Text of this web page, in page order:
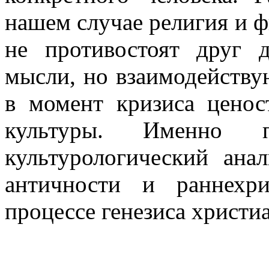
нашем случае религия и
не противостоят друг
мысли, но
в момент кризиса
культуры. Именно
культурологический
античности и
процессе генезиса